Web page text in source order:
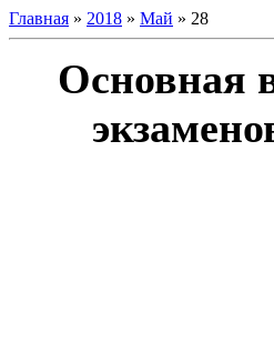
Главная » 2018 » Май » 28
Основная